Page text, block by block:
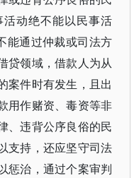
动绝不能以民事活
能通过仲裁或司法方
贷领域，借款人为从
案件时有发生，且出
用作赌资、毒资等非
、违背公序良俗的民
支持，还应坚守司法
惩治，通过个案审判